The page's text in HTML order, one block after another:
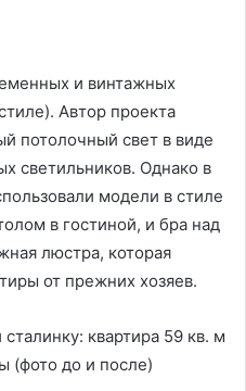
и винтажных
Автор проекта
потолочный свет в виде
светильников. Однако в
модели в стиле
в гостиной, и бра над
люстра, которая
от прежних хозяев.